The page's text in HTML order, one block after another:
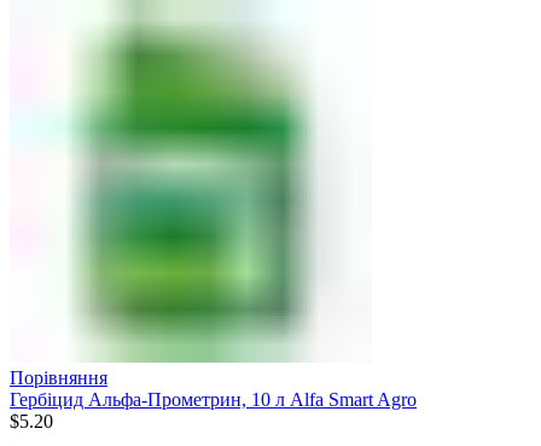
Порівняння
Гербіцид Альфа-Прометрин, 10 л Alfa Smart Agro
$5.20